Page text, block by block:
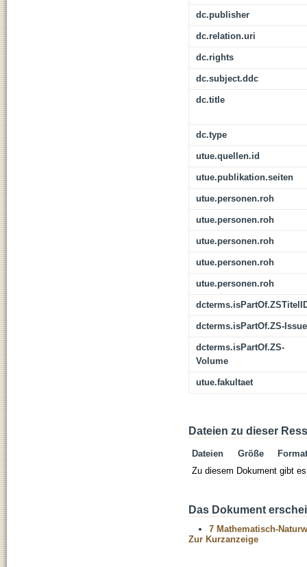
dc.publisher
dc.relation.uri
dc.rights
dc.subject.ddc
dc.title
dc.type
utue.quellen.id
utue.publikation.seiten
utue.personen.roh
utue.personen.roh
utue.personen.roh
utue.personen.roh
utue.personen.roh
dcterms.isPartOf.ZS-Issue
dcterms.isPartOf.ZS-
Volume
utue.fakultaet
Dateien zu dieser
Dateien Größe
Format
Zu diesem Dokument gibt
Das Dokument
7 Mathematisch-
Zur Kurzanzeige